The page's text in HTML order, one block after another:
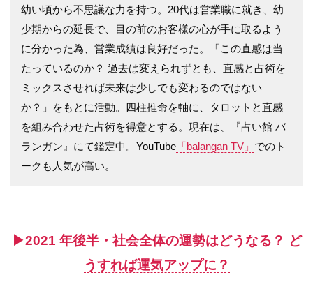
幼い頃から不思議な力を持つ。20代は営業職に就き、幼
少期からの延長で、目の前のお客様の心が手に取るよう
に分かった為、営業成績は良好だった。「この直感は当
たっているのか？ 過去は変えられずとも、直感と占術を
ミックスさせれば未来は少しでも変わるのではない
か？」をもとに活動。四柱推命を軸に、タロットと直感
を組み合わせた占術を得意とする。現在は、『占い館 バ
ランガン』にて鑑定中。YouTube 「balangan TV」 でのト
ークも人気が高い。
▶︎2021 年後半・社会全体の運勢はどうなる？ ど
うすれば運気アップに？